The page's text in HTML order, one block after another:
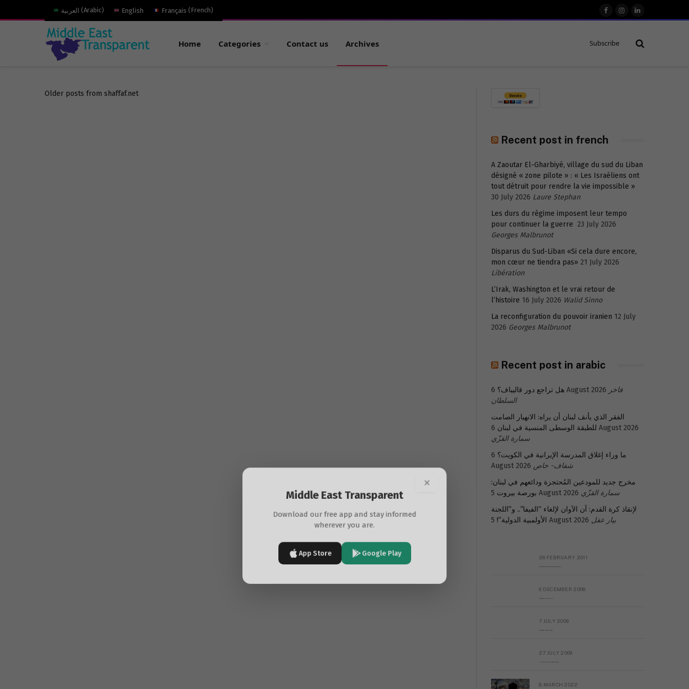
العربية (Arabic) English Français (French)
FacebookInstagram
LinkedIn
Home Categories Contact us Archives Subscribe
Older posts from shaffaf.net
Recent post in french
A Zaoutar El-Gharbiyé, village du sud du Liban
désigné « zone pilote » : « Les Israéliens ont
tout détruit pour rendre la vie impossible »
30 July 2026 Laure Stephan
Les durs du régime imposent leur tempo
pour continuer la guerre 23 July 2026
Georges Malbrunot
Disparus du Sud-Liban «Si cela dure encore,
mon cœur ne tiendra pas» 21 July 2026
Libération
L’Irak, Washington et le vrai retour de
l’histoire 16 July 2026 Walid Sinno
La reconfiguration du pouvoir iranien 12 July
2026 Georges Malbrunot
Recent post in arabic
هل تراجع دور قاليباف؟ 6 August 2026 فاخر
السلطان
الفقر الذي يأنف لبنان أن يراه: الانهيار الصامت
للطبقة الوسطى المنسية في لبنان 6 August 2026
سمارة القزّي
ما وراء إغلاق المدرسة الإيرانية في الكويت؟ 6
August 2026 شفاف- خاص
مخرج جديد للمودعين المُحتجزة ودائعهم في لبنان:
بورصة بيروت 5 August 2026 سمارة القزّي
لإنقاذ كرة القدم: آن الآوان لإلغاء “الفيفا”.. و”اللجنة
الأولمبية الدولية”! 5 August 2026 بيار عقل
26 FEBRUARY 2011
6 DECEMBER 2008
7 JULY 2009
27 JULY 2009
8 MARCH 2022
×
Middle East Transparent
Download our free app and stay informed
wherever you are.
App Store Google Play